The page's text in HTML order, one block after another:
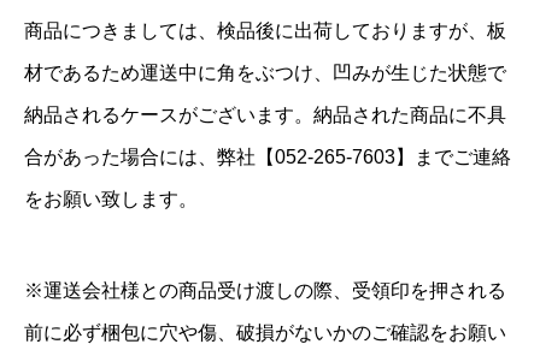
商品につきましては、検品後に出荷しておりますが、板
材であるため運送中に角をぶつけ、凹みが生じた状態で
納品されるケースがございます。納品された商品に不具
合があった場合には、弊社【052-265-7603】までご連絡
をお願い致します。
※運送会社様との商品受け渡しの際、受領印を押される
前に必ず梱包に穴や傷、破損がないかのご確認をお願い